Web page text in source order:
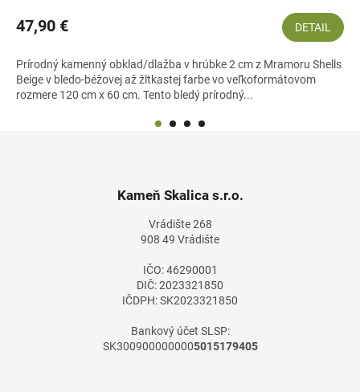
47,90 € DETAIL
Prírodný kamenný obklad/dlažba v hrúbke 2 cm z Mramoru Shells
Beige v bledo-béžovej až žltkastej farbe vo veľkoformátovom
rozmere 120 cm x 60 cm. Tento bledý prírodný...
Kameň Skalica s.r.o.
Vrádište 268
908 49 Vrádište
IČO: 46290001
DIČ: 2023321850
IČDPH: SK2023321850
Bankový účet SLSP:
SK3009000000005015179405